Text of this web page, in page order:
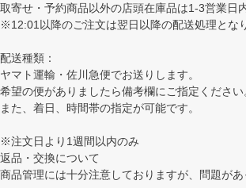
取寄せ・予約商品以外の店頭在庫品は1-3営業日
※12:01以降のご注文は翌日以降の配送処理とな
配送種類：
ヤマト運輸・佐川急便でお送りします。
希望の便がありましたら備考欄にご指定ください
また、着日、時間帯の指定が可能です。
※注文日より1週間以内のみ
返品・交換について
商品管理には十分注意しておりますが、問題が